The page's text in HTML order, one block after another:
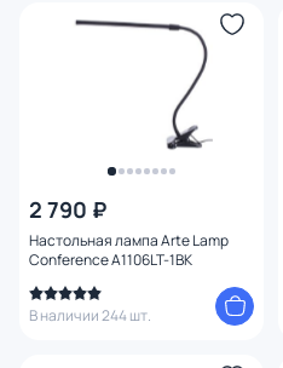
2 790 ₽
Настольная лампа Arte Lamp
Conference A1106LT-1BK
В наличии 244 шт.
Бренд
Страна
Материал арматуры
Материал плафона